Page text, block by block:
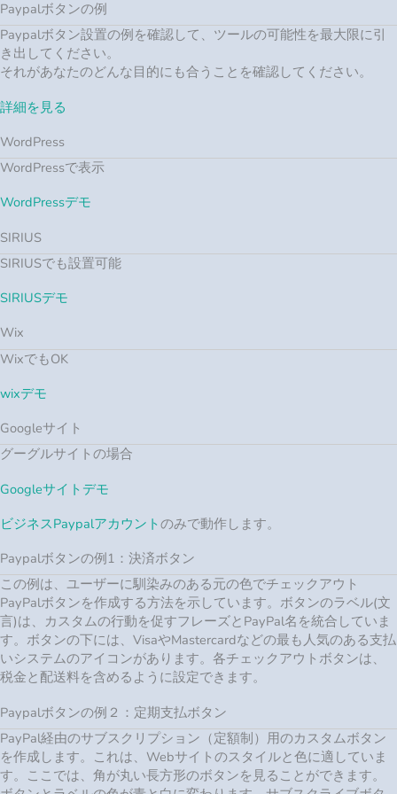
Paypalボタンの例
Paypalボタン設置の例を確認して、ツールの可能性を最大限に引
き出してください。
それがあなたのどんな目的にも合うことを確認してください。
詳細を見る
WordPress
WordPressで表示
WordPressデモ
SIRIUS
SIRIUSでも設置可能
SIRIUSデモ
Wix
WixでもOK
wixデモ
Googleサイト
グーグルサイトの場合
Googleサイトデモ
ビジネスPaypalアカウントのみで動作します。
Paypalボタンの例1：決済ボタン
この例は、ユーザーに馴染みのある元の色でチェックアウト
PayPalボタンを作成する方法を示しています。ボタンのラベル(文
言)は、カスタムの行動を促すフレーズとPayPal名を統合していま
す。ボタンの下には、VisaやMastercardなどの最も人気のある支払
いシステムのアイコンがあります。各チェックアウトボタンは、
税金と配送料を含めるように設定できます。
Paypalボタンの例２：定期支払ボタン
PayPal経由のサブスクリプション（定額制）用のカスタムボタン
を作成します。これは、Webサイトのスタイルと色に適していま
す。ここでは、角が丸い長方形のボタンを見ることができます。